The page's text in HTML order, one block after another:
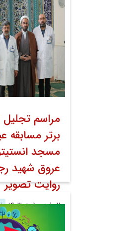
۰۵ اردیبهشت ۱۴۰۳
روابط عمومی اخبار
مراسم تجلیل
برتر مسابقه
مسجد
عروق شهید
روایت تصویر
۰۲ اردیبهشت ۱۴۰۳
روابط عمومی اخبار